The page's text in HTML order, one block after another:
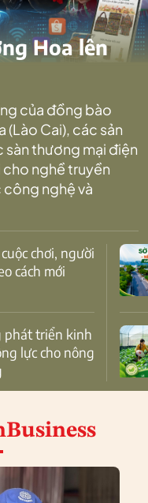
Hoa lên
của đồng bào
(Lào Cai), các sản
sàn thương mại điện
nghề truyền
nghệ và
cách mới
lực cho nông